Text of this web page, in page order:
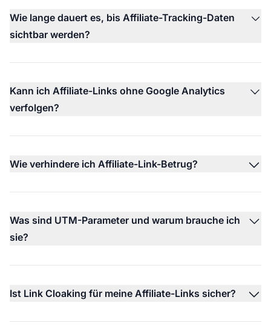
Wie lange dauert es, bis Affiliate-Tracking-Daten
sichtbar werden?
Kann ich Affiliate-Links ohne Google Analytics
verfolgen?
Wie verhindere ich Affiliate-Link-Betrug?
Was sind UTM-Parameter und warum brauche ich
sie?
Ist Link Cloaking für meine Affiliate-Links sicher?